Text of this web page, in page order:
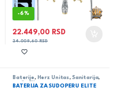
-6%
22.449,00 RSD
24.009,60RSD
Baterije , Herz Unitas , Sanitarija,
serija Elite
BATERIJA ZA SUDOPERU ELITE